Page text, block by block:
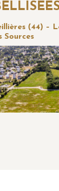
(44) –
Sources